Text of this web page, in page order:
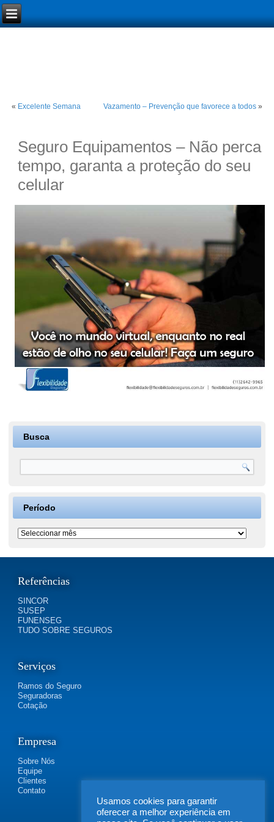
« Excelente Semana Vazamento – Prevenção que favorece a todos»
Seguro Equipamentos – Não perca
tempo, garanta a proteção do seu
celular
Busca
Período
Período
Referências
SINCOR
SUSEP
FUNENSEG
TUDO SOBRE SEGUROS
Serviços
Ramos do Seguro
Seguradoras
Cotação
Empresa
Sobre Nós
Equipe
Clientes
Contato
Usamos cookies para garantir
oferecer a melhor experiência em